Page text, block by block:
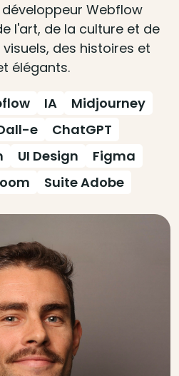
Webflow
l'art, de la culture et de
des histoires et
élégants.
IA
Midjourney
e
ChatGPT
UI Design
Figma
Suite Adobe